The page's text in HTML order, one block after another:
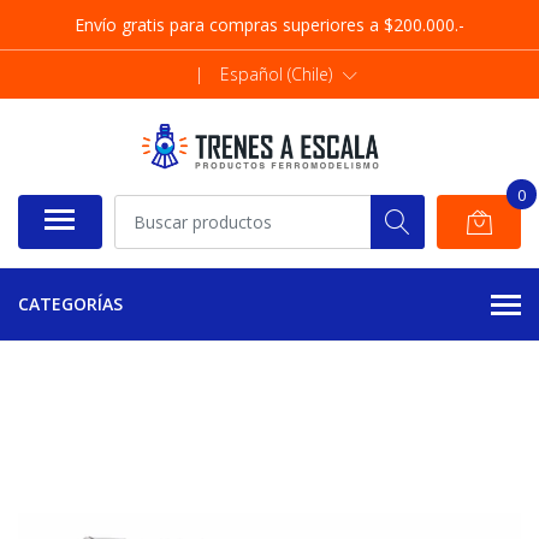
Envío gratis para compras superiores a $200.000.-
| Español (Chile)
0
CATEGORÍAS